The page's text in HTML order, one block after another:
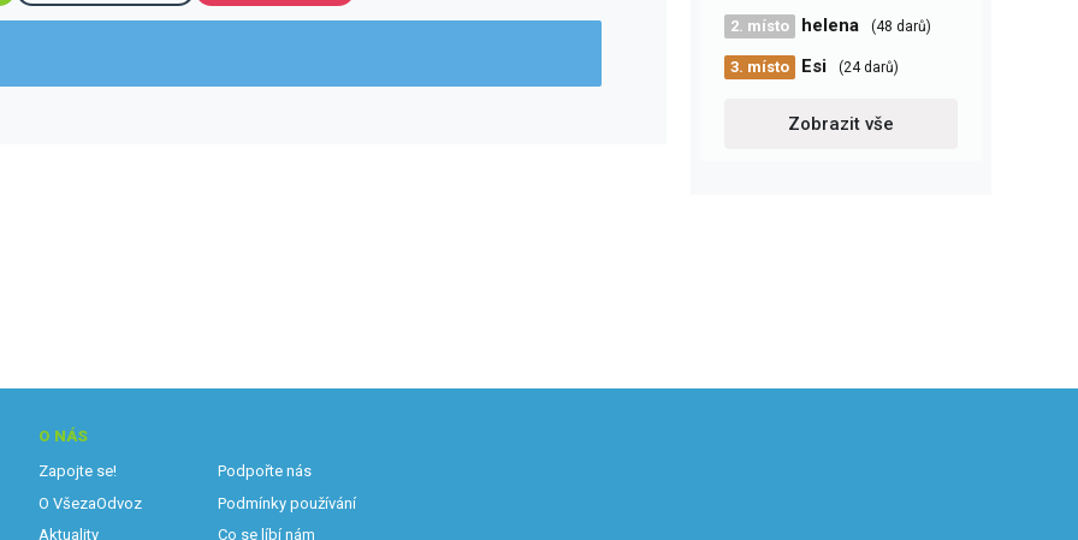
2. místo helena (48 darů)
3. místo Esi (24 darů)
Zobrazit vše
O NÁS
Zapojte se!
O VšezaOdvoz
Aktuality
Podpořte nás
Podmínky používání
Co se líbí nám